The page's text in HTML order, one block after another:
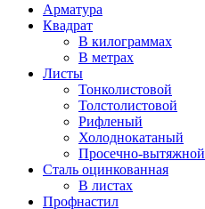
Арматура
Квадрат
В килограммах
В метрах
Листы
Тонколистовой
Толстолистовой
Рифленый
Холоднокатаный
Проcечно-вытяжной
Сталь оцинкованная
В листах
Профнастил